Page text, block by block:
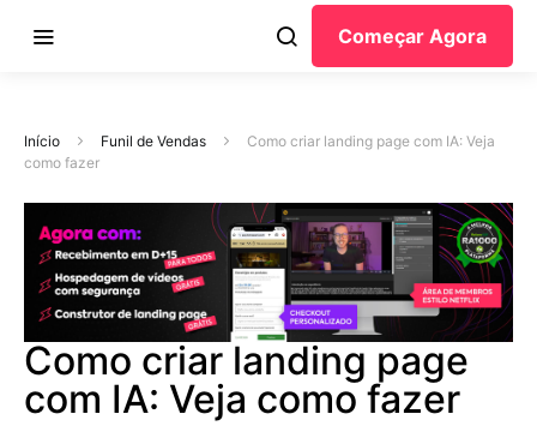
Começar Agora
Início Funil de Vendas
Como criar landing page com IA: Veja
como fazer
Como criar landing page
com IA: Veja como fazer